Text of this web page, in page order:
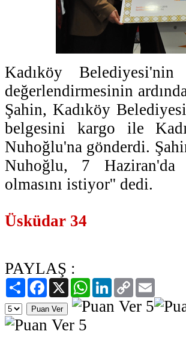
Kadıköy
değerlendirmesinin
Şahin, Kadıköy
belgesini kargo ile
Nuhoğlu'na gönderdi.
Nuhoğlu, 7
olmasını istiyor'' dedi.
Üsküdar 34
PAYLAŞ :
PaylaşFacebook
X WhatsAppLinkedIn
Copy
Link